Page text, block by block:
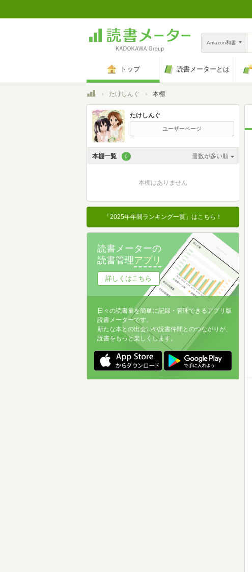
Amazon和書
トップ 読書メーターとは
トップたけしんぐ 本棚
たけしんぐ
ユーザーページ
本棚一覧 0 冊数が多い順
登録日時が新しい順
登録日時が古い順
名前昇順
名前降順
冊数が多い順
冊数が少ない順
本棚はありません
「2025年年間ランキング一覧」はこちら！
読書メーターの
読書管理アプリ
詳しくはこちら
日々の読書量を簡単に記録・管理できるアプリ版
読書メーターです。
新たな本との出会いや読書仲間とのつながりが、
読書をもっと楽しくします。